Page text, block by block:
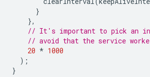
}
},
// It's important to pick an
// avoid that the service
20 * 1000
);
}